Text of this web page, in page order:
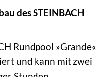
des STEINBACH
Rundpool »Grande«
und kann mit zwei